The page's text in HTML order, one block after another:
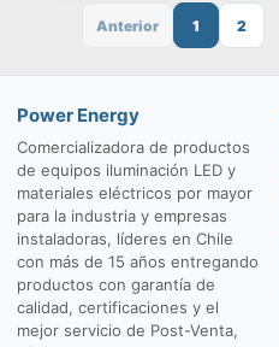
Anterior 1 2
Power Energy
Comercializadora de productos
de equipos iluminación LED y
materiales eléctricos por mayor
para la industria y empresas
instaladoras, líderes en Chile
con más de 15 años entregando
productos con garantía de
calidad, certificaciones y el
mejor servicio de Post-Venta,